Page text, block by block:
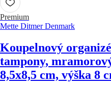
Premium
Mette Ditmer Denmark
Koupelnový
tampony,
8,5x8,5 cm, výška 8